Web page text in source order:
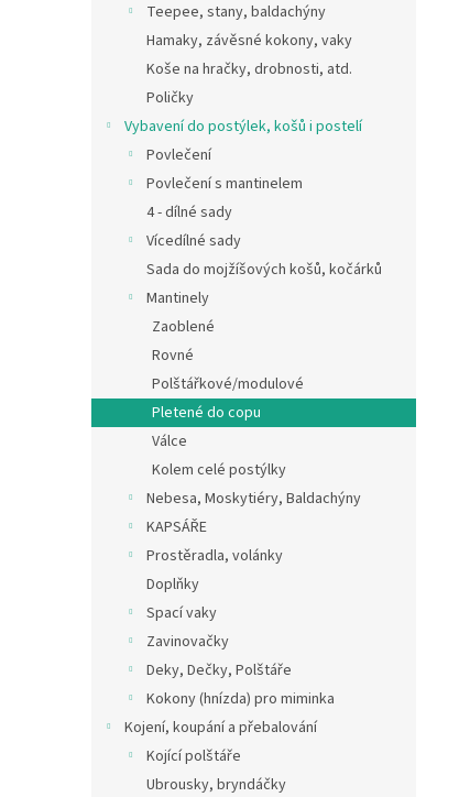
Teepee, stany, baldachýny
Hamaky, závěsné kokony, vaky
Koše na hračky, drobnosti, atd.
Poličky
Vybavení do postýlek, košů i postelí
Povlečení
Povlečení s mantinelem
4 - dílné sady
Vícedílné sady
Sada do mojžíšových košů, kočárků
Mantinely
Zaoblené
Rovné
Polštářkové/modulové
Pletené do copu
Válce
Kolem celé postýlky
Nebesa, Moskytiéry, Baldachýny
KAPSÁŘE
Prostěradla, volánky
Doplňky
Spací vaky
Zavinovačky
Deky, Dečky, Polštáře
Kokony (hnízda) pro miminka
Kojení, koupání a přebalování
Kojící polštáře
Ubrousky, bryndáčky